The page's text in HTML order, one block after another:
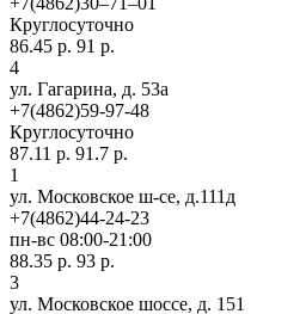
Круглосуточно
86.45 р. 91 р.
4
ул. Гагарина, д. 53а
+7(4862)59-97-48
Круглосуточно
87.11 р. 91.7 р.
1
ул. Московское ш-се, д.111д
+7(4862)44-24-23
пн-вс 08:00-21:00
88.35 р. 93 р.
3
ул. Московское шоссе, д. 151